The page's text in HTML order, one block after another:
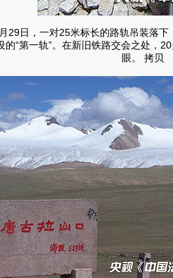
29日，一对25米标长的路轨吊装落
的“第一轨”。在新旧铁路交会之处，
眼。 拷贝